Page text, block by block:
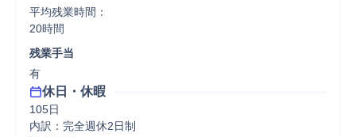
平均残業時間：
20時間
残業手当
有
休日・休暇
105日
内訳：完全週休2日制